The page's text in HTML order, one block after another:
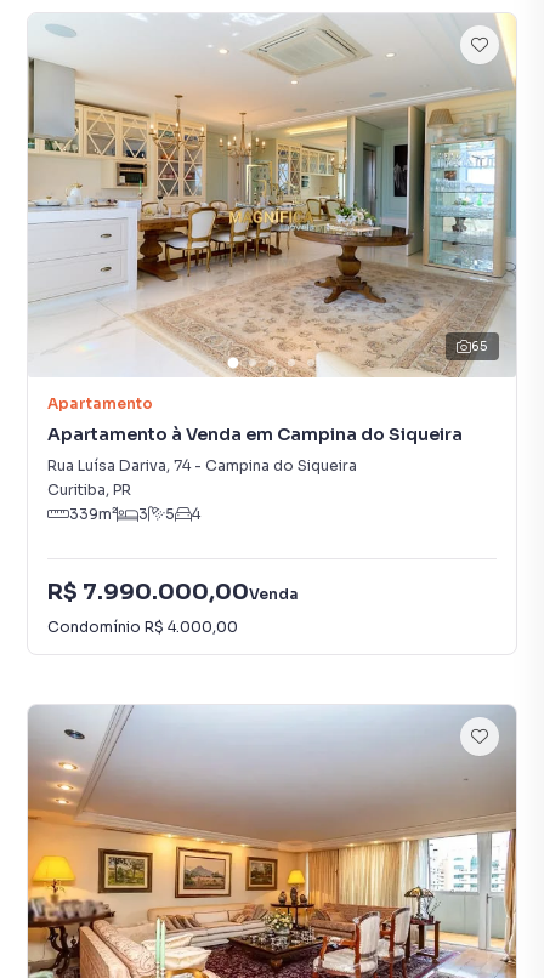
65
Apartamento
Apartamento à Venda em Campina do Siqueira
Rua Luísa Dariva, 74- Campina do Siqueira
Curitiba, PR
339m² 3 5 4
R$ 7.990.000,00Venda
Condomínio R$ 4.000,00